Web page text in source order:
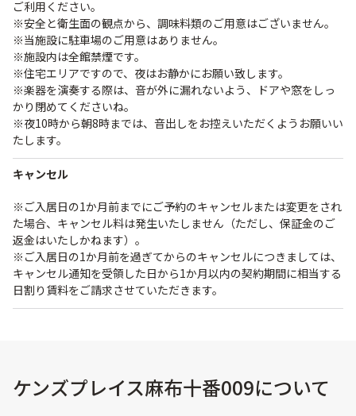
ご利用ください。
※安全と衛生面の観点から、調味料類のご用意はございません。
※当施設に駐車場のご用意はありません。
※施設内は全館禁煙です。
※住宅エリアですので、夜はお静かにお願い致します。
※楽器を演奏する際は、音が外に漏れないよう、ドアや窓をしっ
かり閉めてくださいね。
※夜10時から朝8時までは、音出しをお控えいただくようお願いい
たします。
キャンセル
※ご入居日の1か月前までにご予約のキャンセルまたは変更をされ
た場合、キャンセル料は発生いたしません（ただし、保証金のご
返金はいたしかねます）。
※ご入居日の1か月前を過ぎてからのキャンセルにつきましては、
キャンセル通知を受領した日から1か月以内の契約期間に相当する
日割り賃料をご請求させていただきます。
ケンズプレイス麻布十番009について